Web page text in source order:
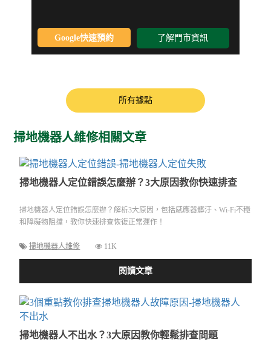
Google快速預約 了解門市資訊
所有據點
掃地機器人維修相關文章
掃地機器人定位錯誤怎麼辦？3大原因教你快速排查
掃地機器人定位錯誤怎麼辦？解析3大原因，包括感應器髒汙、Wi-Fi不穩
和障礙物阻擋，教你快速排查恢復正常運作！
掃地機器人維修 11K
閱讀文章
掃地機器人不出水？3大原因教你輕鬆排查問題